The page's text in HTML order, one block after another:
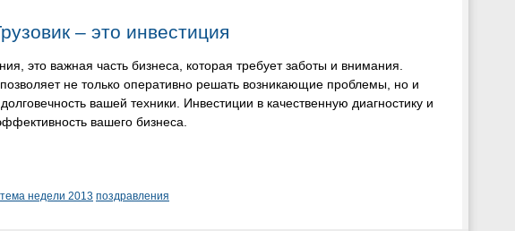
– это инвестиция
это важная часть бизнеса, которая требует заботы и внимания.
не только оперативно решать возникающие проблемы, но и
вашей техники. Инвестиции в качественную диагностику и
вашего бизнеса.
тема недели 2013 поздравления